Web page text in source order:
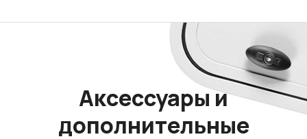
Аксессуары и
дополнительные